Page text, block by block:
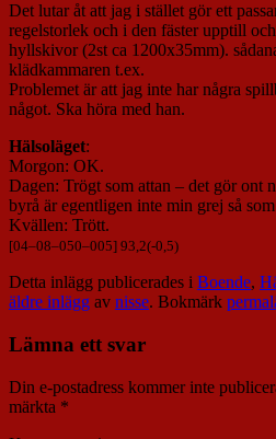
Det lutar åt att jag i stället gör ett
regelstorlek och i den fäster upptill
hyllskivor (2st ca 1200x35mm).
klädkammaren t.ex.
Problemet är att jag inte har några
något. Ska höra med han.
Hälsoläget:
Morgon: OK.
Dagen: Trögt som attan – det gör ont
byrå är egentligen inte min grej så
Kvällen: Trött.
[04–08–050–005] 93,2(-0,5)
Detta inlägg publicerades i Boende,
äldre inlägg av nisse. Bokmärk
Lämna ett svar
Din e-postadress kommer inte
märkta *